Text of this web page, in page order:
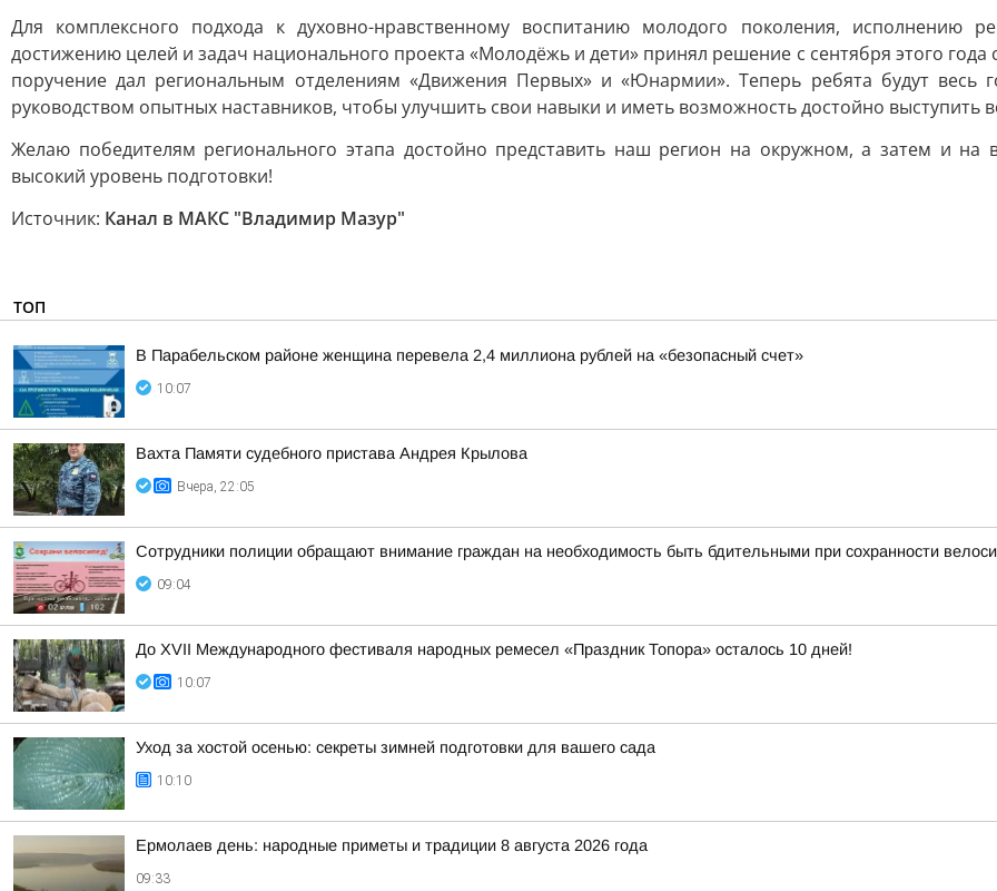
Для комплексного подхода к духовно-нравственному воспитанию молодого поколения, исполнению
достижению целей и задач национального проекта «Молодёжь и дети» принял решение с сентября этого года
поручение дал региональным отделениям «Движения Первых» и «Юнармии». Теперь ребята будут весь
руководством опытных наставников, чтобы улучшить свои навыки и иметь возможность достойно выступить
Желаю победителям регионального этапа достойно представить наш регион на окружном, а затем и на
высокий уровень подготовки!
Источник: Канал в МАКС "Владимир Мазур"
ТОП
В Парабельском районе женщина перевела 2,4 миллиона рублей на «безопасный счет»
10:07
Вахта Памяти судебного пристава Андрея Крылова
Вчера, 22:05
Сотрудники полиции обращают внимание граждан на необходимость быть бдительными при сохранности
09:04
До XVII Международного фестиваля народных ремесел «Праздник Топора» осталось 10 дней!
10:07
Уход за хостой осенью: секреты зимней подготовки для вашего сада
10:10
Ермолаев день: народные приметы и традиции 8 августа 2026 года
09:33